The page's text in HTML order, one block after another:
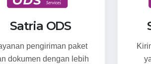
Satria ODS
pengiriman paket
dokumen dengan lebih